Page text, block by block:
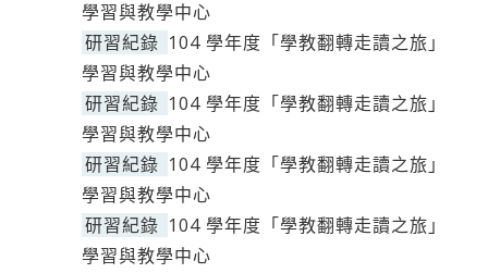
學習與教學中心
研習紀錄 104 學年度「學教翻轉走讀之旅」
學習與教學中心
研習紀錄 104 學年度「學教翻轉走讀之旅」
學習與教學中心
研習紀錄 104 學年度「學教翻轉走讀之旅」
學習與教學中心
研習紀錄 104 學年度「學教翻轉走讀之旅」
學習與教學中心